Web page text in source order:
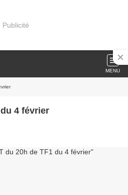
Publicité
MENU
4 février